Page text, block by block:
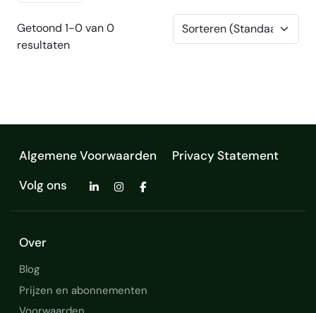
Getoond 1-0 van 0
resultaten
Algemene Voorwaarden
Privacy Statement
Volg ons
Over
Blog
Prijzen en abonnementen